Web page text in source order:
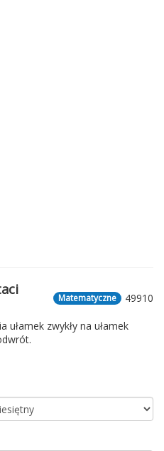
49910
Matematyczne
ułamek zwykły na ułamek